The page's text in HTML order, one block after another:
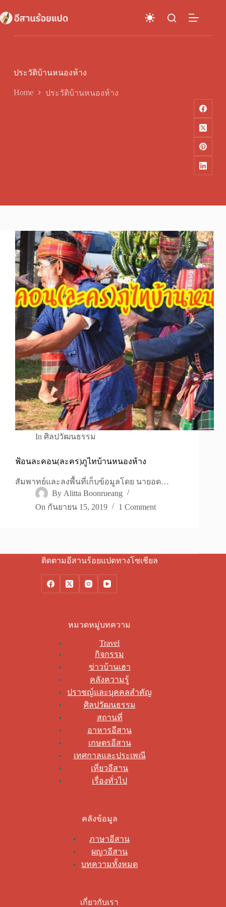
to
content
ประวัติบ้านหนองห้าง
Home ประวัติบ้านหนองห้าง
In ศิลปวัฒนธรรม
ฟ้อนละคอน(ละคร)ภูไทบ้านหนองห้าง
สัมพาทย์และลงพื้นที่เก็บข้อมูลโดย นายอด…
By Alitta Boonrueang
On กันยายน 15, 2019 1 Comment
ติดตามอีสานร้อยแปดทางโซเชียล
หมวดหมู่บทความ
Travel
กิจกรรม
ข่าวบ้านเฮา
คลังความรู้
ปราชญ์และบุคคลสำคัญ
ศิลปวัฒนธรรม
สถานที่
อาหารอีสาน
เกษตรอีสาน
เทศกาลและประเพณี
เที่ยวอีสาน
เรื่องทั่วไป
คลังข้อมูล
ภาษาอีสาน
ผญาอีสาน
บทความทั้งหมด
เกี่ยวกับเรา